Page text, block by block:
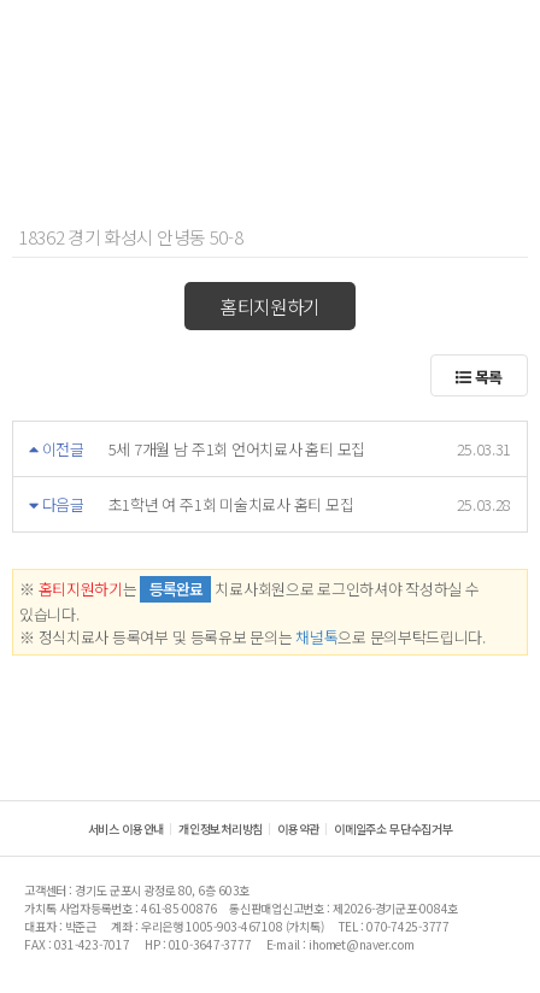
18362 경기 화성시 안녕동 50-8
홈티지원하기
목록
이전글 5세 7개월 남 주1회 언어치료사 홈티 모집 25.03.31
다음글 초1학년 여 주1회 미술치료사 홈티 모집 25.03.28
※ 홈티지원하기는 등록완료 치료사회원으로 로그인하셔야 작성하실 수
있습니다.
※ 정식치료사 등록여부 및 등록유보 문의는 채널톡으로 문의부탁드립니다.
서비스 이용안내 개인정보처리방침 이용약관 이메일주소 무단수집거부
고객센터 : 경기도 군포시 광정로 80, 6층 603호
가치톡 사업자등록번호 : 461-85-00876
통신판매업신고번호 : 제2026-경기군포-0084호
대표자 : 박준근
계좌 : 우리은행 1005-903-467108 (가치톡)
TEL : 070-7425-3777
FAX : 031-423-7017
HP : 010-3647-3777 E-mail : ihomet@naver.com